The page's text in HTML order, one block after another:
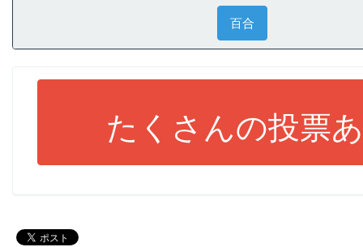
百合
たくさんの投票